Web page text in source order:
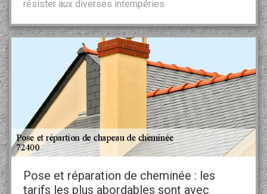
résister aux diverses intempéries.
Pose et réparation de cheminée : les
tarifs les plus abordables sont avec